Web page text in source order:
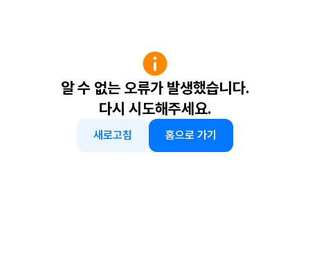
알 수 없는 오류가 발생했습니다.
다시 시도해주세요.
새로고침 홈으로 가기